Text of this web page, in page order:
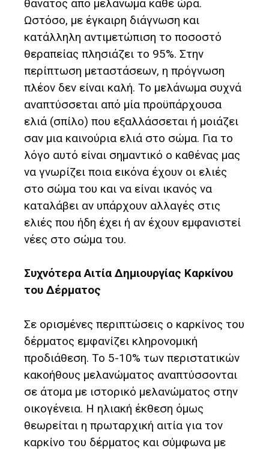
θάνατος από μελάνωμα κάθε ώρα.
Ωστόσο, με έγκαιρη διάγνωση και
κατάλληλη αντιμετώπιση το ποσοστό
θεραπείας πλησιάζει το 95%. Στην
περίπτωση μεταστάσεων, η πρόγνωση
πλέον δεν είναι καλή. Το μελάνωμα συχνά
αναπτύσσεται από μία προϋπάρχουσα
ελιά (σπίλο) που εξαλλάσσεται ή μοιάζει
σαν μια καινούρια ελιά στο σώμα. Για το
λόγο αυτό είναι σημαντικό ο καθένας μας
να γνωρίζει ποια εικόνα έχουν οι ελιές
στο σώμα του και να είναι ικανός να
καταλάβει αν υπάρχουν αλλαγές στις
ελιές που ήδη έχει ή αν έχουν εμφανιστεί
νέες στο σώμα του.
Συχνότερα Αιτία Δημιουργίας Καρκίνου
του Δέρματος
Σε ορισμένες περιπτώσεις ο καρκίνος του
δέρματος εμφανίζει κληρονομική
προδιάθεση. Το 5-10% των περιστατικών
κακοήθους μελανώματος αναπτύσσονται
σε άτομα με ιστορικό μελανώματος στην
οικογένεια. Η ηλιακή έκθεση όμως
θεωρείται η πρωταρχική αιτία για τον
καρκίνο του δέρματος και σύμφωνα με